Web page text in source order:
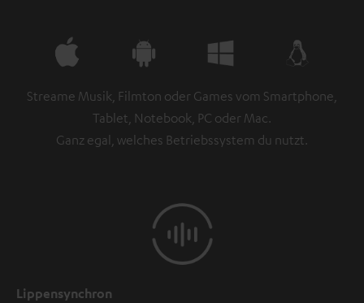
Streame Musik, Filmton oder Games vom Smartphone,
Tablet, Notebook, PC oder Mac.
Ganz egal, welches Betriebssystem du nutzt.
Lippensynchron